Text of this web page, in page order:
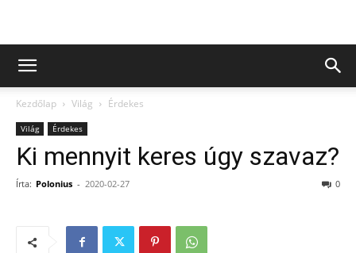
Kezdőlap Világ Érdekes
Világ Érdekes
Ki mennyit keres úgy szavaz?
Írta: Polonius - 2020-02-27 0